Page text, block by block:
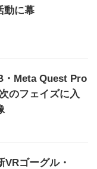
動に幕
・Meta Quest Pro
のフェイズに入
VRゴーグル・